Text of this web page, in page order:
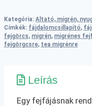
mennyiség
Kategória: Altató, migrén,
Címkék: fájdalomcsillapító,
fejgörcs, migrén, migrénes
fejgörgcsre, tea migrénre
Leírás
Egy fejfájásnak